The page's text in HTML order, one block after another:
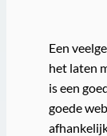
Een
het laten
is een
goede